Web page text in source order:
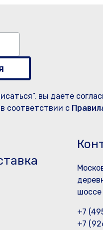
вы даете
соответствии с
шоссе
+7
+7